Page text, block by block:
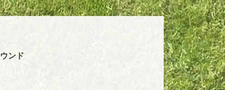
ンド